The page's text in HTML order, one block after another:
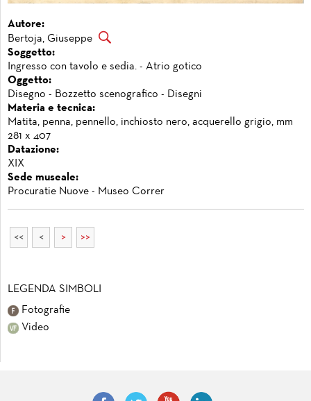
Autore:
Bertoja, Giuseppe
Soggetto:
Ingresso con tavolo e sedia. - Atrio gotico
Oggetto:
Disegno - Bozzetto scenografico - Disegni
Materia e tecnica:
Matita, penna, pennello, inchiosto nero, acquerello grigio, mm
281 x 407
Datazione:
XIX
Sede museale:
Procuratie Nuove - Museo Correr
<< < > >>
LEGENDA SIMBOLI
Fotografie
Video